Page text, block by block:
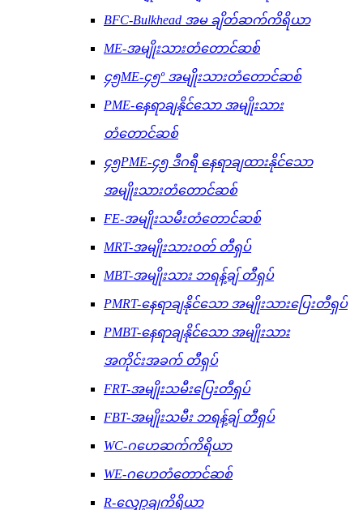
BFC-Bulkhead အမ ချိတ်ဆက်ကိရိယာ
ME-အမျိုးသားတံတောင်ဆစ်
၄၅ME-၄၅º အမျိုးသားတံတောင်ဆစ်
PME-နေရာချနိုင်သော အမျိုးသား
တံတောင်ဆစ်
၄၅PME-၄၅ ဒီဂရီ နေရာချထားနိုင်သော
အမျိုးသားတံတောင်ဆစ်
FE-အမျိုးသမီးတံတောင်ဆစ်
MRT-အမျိုးသားဝတ် တီရှပ်
MBT-အမျိုးသား ဘရန့်ချ် တီရှပ်
PMRT-နေရာချနိုင်သော အမျိုးသားပြေးတီရှပ်
PMBT-နေရာချနိုင်သော အမျိုးသား
အကိုင်းအခက် တီရှပ်
FRT-အမျိုးသမီးပြေးတီရှပ်
FBT-အမျိုးသမီး ဘရန့်ချ် တီရှပ်
WC-ဂဟေဆက်ကိရိယာ
WE-ဂဟေတံတောင်ဆစ်
R-လျှော့ချကိရိယာ